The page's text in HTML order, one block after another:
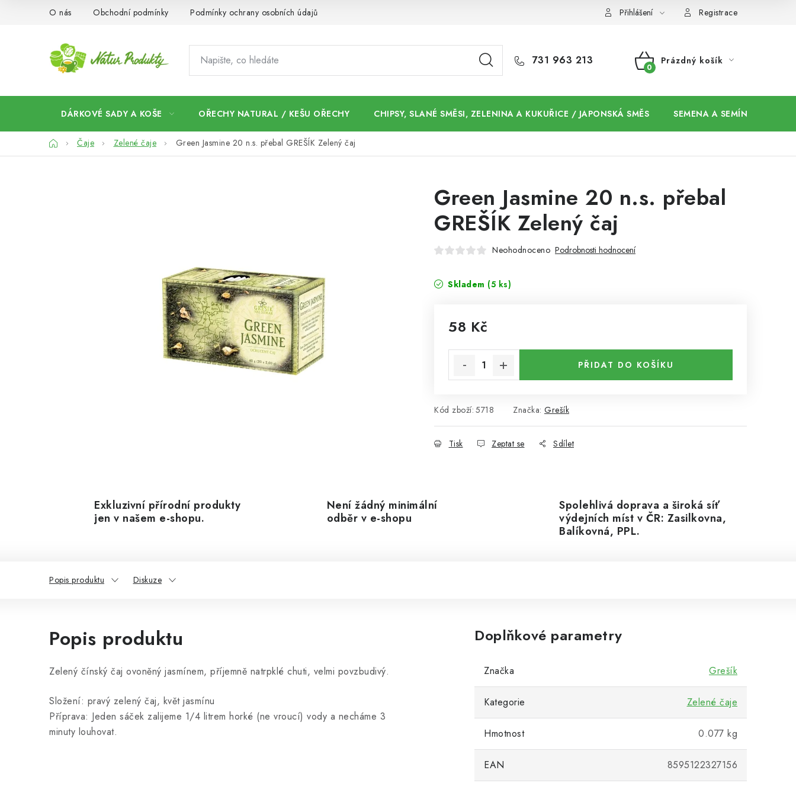
O nás Obchodní podmínky Podmínky ochrany osobních údajů Přihlášení Registrace
731 963 213
NÁKUPNÍ
Prázdný košík
DÁRKOVÉ SADY A KOŠE OŘECHY NATURAL / KEŠU OŘECHY CHIPSY, SLANÉ SMĚSI, ZELENINA A KUKUŘICE / JAPONSKÁ SMĚS SEMENA A SEMÍNKA / CHIA
DomůČaje Zelené čaje Green Jasmine 20 n.s. přebal GREŠÍK Zelený čaj
Green Jasmine 20 n.s. přebal
GREŠÍK Zelený čaj
Neohodnoceno Podrobnosti hodnocení
Skladem (5 ks)
58 Kč
PŘIDAT DO KOŠÍKU
Kód zboží: 5718 Značka: Grešík
Tisk Zeptat se Sdílet
Exkluzivní přírodní produkty
jen v našem e-shopu.
Není žádný minimální
odběr v e-shopu
Spolehlivá doprava a široká síť
výdejních míst v ČR: Zasilkovna,
Balíkovná, PPL.
Popis produktu Diskuze
Popis produktu
Zelený čínský čaj ovoněný jasmínem, příjemně natrpklé chuti, velmi povzbudivý.
Složení: pravý zelený čaj, květ jasmínu
Příprava: Jeden sáček zalijeme 1/4 litrem horké (ne vroucí) vody a necháme 3
minuty louhovat.
Doplňkové parametry
Značka Grešík
Kategorie Zelené čaje
Hmotnost 0.077 kg
EAN 8595122327156